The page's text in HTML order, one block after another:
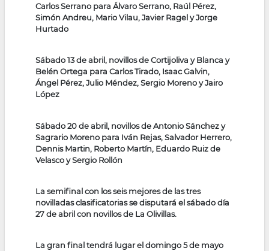
Carlos Serrano para Álvaro Serrano, Raúl Pérez,
Simón Andreu, Mario Vilau, Javier Ragel y Jorge
Hurtado
Sábado 13 de abril, novillos de Cortijoliva y Blanca y
Belén Ortega para Carlos Tirado, Isaac Galvin,
Ángel Pérez, Julio Méndez, Sergio Moreno y Jairo
López
Sábado 20 de abril, novillos de Antonio Sánchez y
Sagrario Moreno para Iván Rejas, Salvador Herrero,
Dennis Martin, Roberto Martín, Eduardo Ruiz de
Velasco y Sergio Rollón
La semifinal con los seis mejores de las tres
novilladas clasificatorias se disputará el sábado día
27 de abril con novillos de La Olivillas.
La gran final tendrá lugar el domingo 5 de mayo